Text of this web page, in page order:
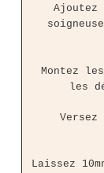
Ajoutez
Montez
les
Laissez